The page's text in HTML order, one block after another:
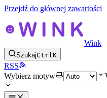
Przejdź do głównej zawartości
Wink
SzukajCtrlK
RSS
Wybierz motyw